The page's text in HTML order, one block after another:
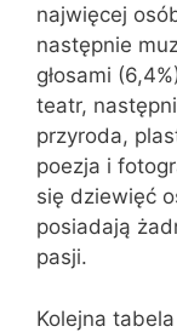
najwięcej
następnie
głosami
teatr,
przyroda,
poezja i
się dziewięć
posiadają
pasji.
Kolejna